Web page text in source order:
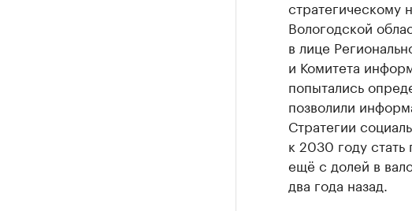
стратегическому
Вологодской
в лице
и Комитета
попытались
позволили
Стратегии
к 2030 году
ещё с долей в
два года назад.